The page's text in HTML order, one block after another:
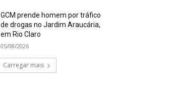
GCM prende homem por tráfico
de drogas no Jardim Araucária,
em Rio Claro
05/08/2026
Carregar mais